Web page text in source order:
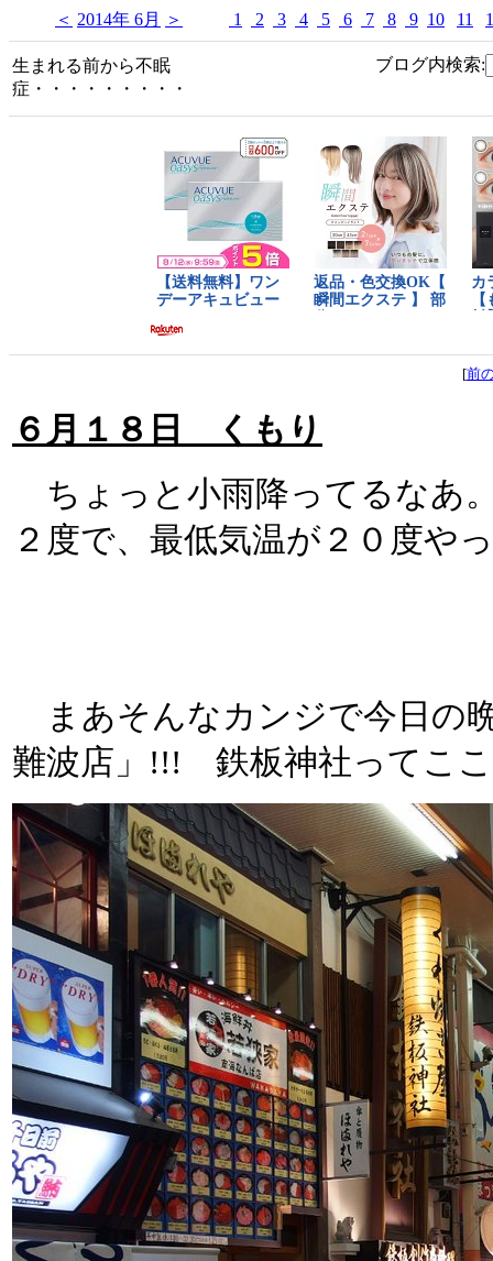
＜ 2014年 6月 ＞ 1 2 3 4 5 6 7 8 9 10 11
生まれる前から不眠
症・・・・・・・・・
ブログ内検索:
[前
６月１８日 くもり
ちょっと小雨降ってるなあ
２度で、最低気温が２０度や
まあそんなカンジで今日の
難波店」!!! 鉄板神社ってこ